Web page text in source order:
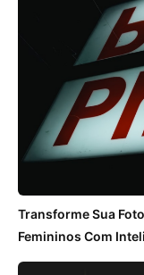
Transforme Sua
Femininos Com